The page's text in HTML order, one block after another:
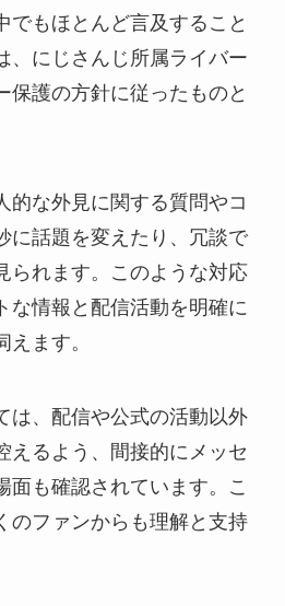
でもほとんど言及すること
、にじさんじ所属ライバー
保護の方針に従ったものと
的な外見に関する質問やコ
に話題を変えたり、冗談で
られます。このような対応
な情報と配信活動を明確に
ます。
は、配信や公式の活動以外
えるよう、間接的にメッセ
面も確認されています。こ
のファンからも理解と支持